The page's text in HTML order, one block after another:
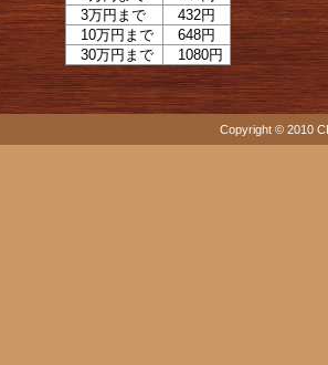
3万円まで
432円
10万円まで
648円
30万円まで
1080円
Copyright © 2010